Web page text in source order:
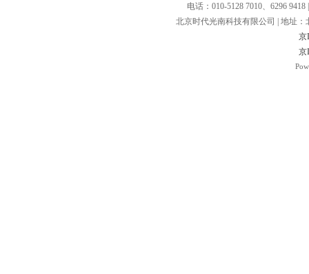
电话：010-5128 7010、6296 9418
北京时代光南科技有限公司 | 地址：
京
京